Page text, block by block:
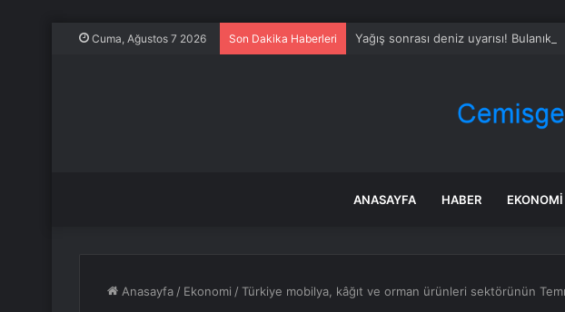
Cuma, Ağustos 7 2026 Son Dakika Haberleri Yağış sonrası deniz uyarısı!
ANASAYFA HABER EKONOMI
Anasayfa / Ekonomi /Türkiye mobilya, kâğıt ve orman ürünleri sektörünün